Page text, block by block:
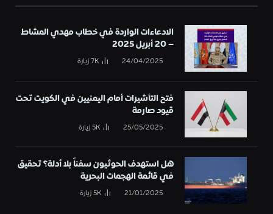
الادعاءات الواردة في خطاب مهدي المشاط
– 20 أبريل 2025
24/04/2025
7Kزيارة
فتح التأشيرات أمام اليمنيين في الكويت تحت
قيود صارمة
25/05/2025
5Kزيارة
هل استهدف الحوثيون سفناً بلا أدلة؟ تحقيق
في قائمة الهجمات البحرية
21/01/2025
5Kزيارة